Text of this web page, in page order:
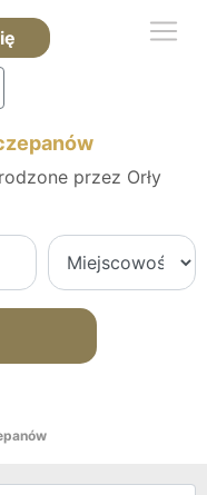
przez Orły